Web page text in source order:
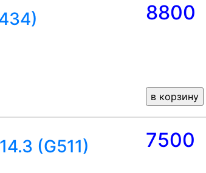
8800
(G511)
7500